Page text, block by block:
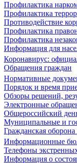
Профилактика
Профилактика
Противодействие
Профилактика
Профилактика
Информация для
Коронавирус:
Обращения граждан
Нормативные
Порядок и время
Обзоры решений,
Электронные
Общероссийский
Муниципальные и
Гражданская
Информационные
Телефоны
Информация о